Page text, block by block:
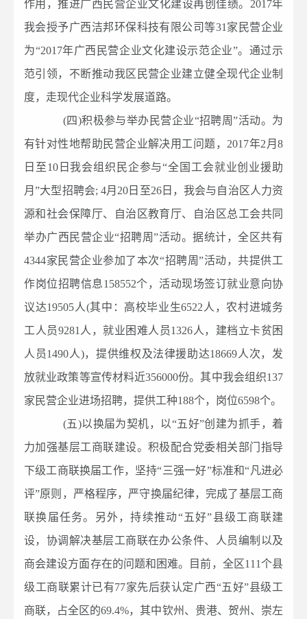
作用，推进广西民营企业文化建设再创佳绩。2017年
我会授予广西洁邦环保科技有限公司等31家民营企业
为“2017年广西民营企业文化建设示范企业”。通过示
范引领，不断推动我区民营企业建立健全现代企业制
度，走现代企业科学发展道路。
(四)积极参与举办民营企业“招聘周”活动。为
有针对性地帮助民营企业解决用工问题，2017年2月8
日至10日我会组织民企参与“全国工会就业创业援助
月”大型招聘会; 4月20日至26日，我会与自治区人力资
源和社会保障厅、自治区教育厅、自治区总工会共同
举办广西民营企业“招聘周”活动。据统计，全区共有
4344家民营企业参加了本次“招聘周”活动，共提供工
作岗位招聘信息158552个，活动现场签订就业意向协
议达19505人(其中：高校毕业生6522人，农村进城务
工人员9281人，就业困难人员1326人，建档立卡贫困
人员1490人)，提供维权及法律援助达18669人次，发
放就业政策等宣传材料近356000份。其中我会组织137
家民营企业进场招聘，提供工种188个，岗位6598个。
(五)以换届为契机，以“五好”创建为抓手，着
力加强基层工商联建设。积极配合党委相关部门指导
下级工商联换届工作，坚持“三强一好”标准和“凡进必
评”原则，严格程序，严守换届纪律，完成了基层工商
联换届任务。另外，持续推动“五好”县级工商联建
设，协调解决基层工商联在办公条件、人员编制以及
商会建设方面存在的问题和困难。目前，全区111个县
级工商联累计已有77家先后获认定广西“五好”县级工
商联，占全区的69.4%，其中钦州、贵港、贺州、崇左